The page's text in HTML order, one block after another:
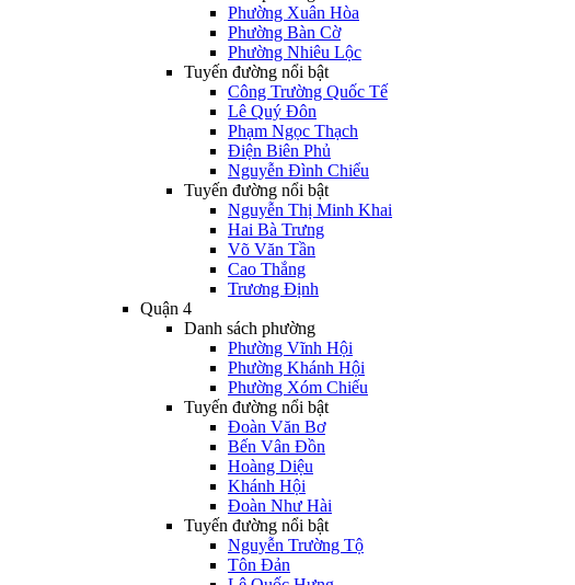
Phường Xuân Hòa
Phường Bàn Cờ
Phường Nhiêu Lộc
Tuyến đường nổi bật
Công Trường Quốc Tế
Lê Quý Đôn
Phạm Ngọc Thạch
Điện Biên Phủ
Nguyễn Đình Chiểu
Tuyến đường nổi bật
Nguyễn Thị Minh Khai
Hai Bà Trưng
Võ Văn Tần
Cao Thắng
Trương Định
Quận 4
Danh sách phường
Phường Vĩnh Hội
Phường Khánh Hội
Phường Xóm Chiếu
Tuyến đường nổi bật
Đoàn Văn Bơ
Bến Vân Đồn
Hoàng Diệu
Khánh Hội
Đoàn Như Hài
Tuyến đường nổi bật
Nguyễn Trường Tộ
Tôn Đản